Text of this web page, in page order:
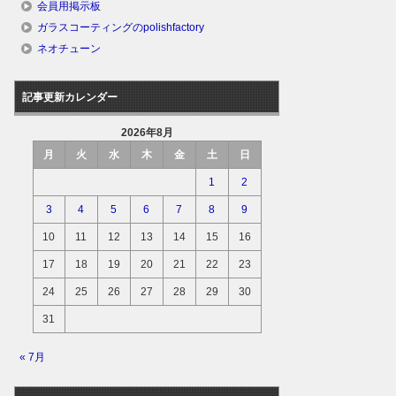
会員用掲示板
ガラスコーティングのpolishfactory
ネオチューン
記事更新カレンダー
2026年8月
月
火 水 木 金 土 日
1 2
3 4 5 6 7 8 9
10 11 12 13 14 15 16
17 18 19 20 21 22 23
24 25 26 27 28 29 30
31
« 7月